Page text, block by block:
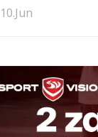
10.Jun